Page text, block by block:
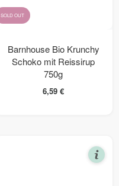
SOLD OUT
Barnhouse Bio Krunchy
Schoko mit Reissirup
750g
6,59€